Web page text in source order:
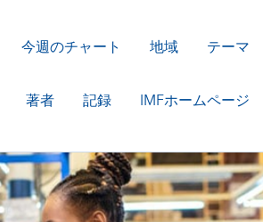
今週のチャート 地域 テーマ
著者 記録 IMFホームページ